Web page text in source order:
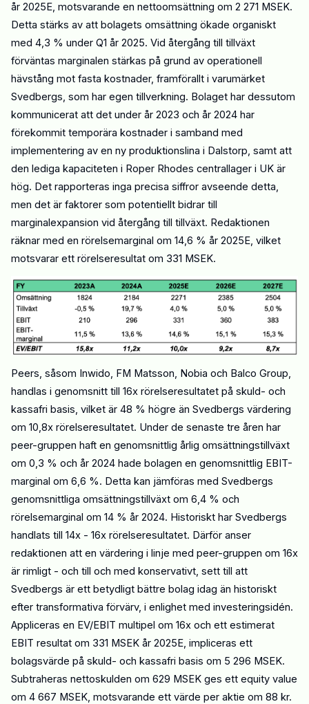
år 2025E, motsvarande en nettoomsättning om 2 271 MSEK.
Detta stärks av att bolagets omsättning ökade organiskt
med 4,3 % under Q1 år 2025. Vid återgång till tillväxt
förväntas marginalen stärkas på grund av operationell
hävstång mot fasta kostnader, framförallt i varumärket
Svedbergs, som har egen tillverkning. Bolaget har dessutom
kommunicerat att det under år 2023 och år 2024 har
förekommit temporära kostnader i samband med
implementering av en ny produktionslina i Dalstorp, samt att
den lediga kapaciteten i Roper Rhodes centrallager i UK är
hög. Det rapporteras inga precisa siffror avseende detta,
men det är faktorer som potentiellt bidrar till
marginalexpansion vid återgång till tillväxt. Redaktionen
räknar med en rörelsemarginal om 14,6 % år 2025E, vilket
motsvarar ett rörelseresultat om 331 MSEK.
Peers, såsom Inwido, FM Matsson, Nobia och Balco Group,
handlas i genomsnitt till 16x rörelseresultatet på skuld- och
kassafri basis, vilket är 48 % högre än Svedbergs värdering
om 10,8x rörelseresultatet. Under de senaste tre åren har
peer-gruppen haft en genomsnittlig årlig omsättningstillväxt
om 0,3 % och år 2024 hade bolagen en genomsnittlig EBIT-
marginal om 6,6 %. Detta kan jämföras med Svedbergs
genomsnittliga omsättningstillväxt om 6,4 % och
rörelsemarginal om 14 % år 2024. Historiskt har Svedbergs
handlats till 14x - 16x rörelseresultatet. Därför anser
redaktionen att en värdering i linje med peer-gruppen om 16x
är rimligt - och till och med konservativt, sett till att
Svedbergs är ett betydligt bättre bolag idag än historiskt
efter transformativa förvärv, i enlighet med investeringsidén.
Appliceras en EV/EBIT multipel om 16x och ett estimerat
EBIT resultat om 331 MSEK år 2025E, impliceras ett
bolagsvärde på skuld- och kassafri basis om 5 296 MSEK.
Subtraheras nettoskulden om 629 MSEK ges ett equity value
om 4 667 MSEK, motsvarande ett värde per aktie om 88 kr.